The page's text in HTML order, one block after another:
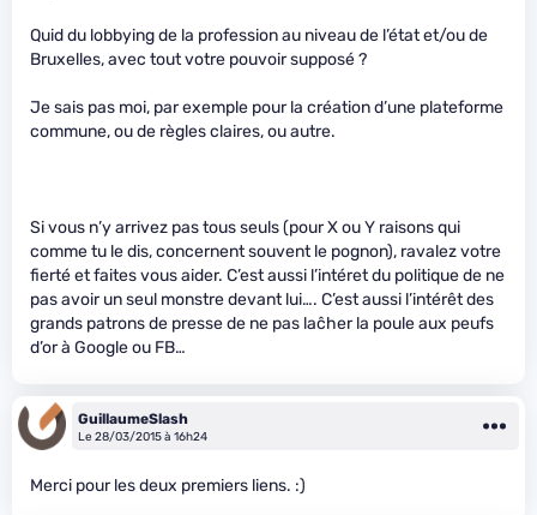
Quid du lobbying de la profession au niveau de l’état et/ou de
Bruxelles, avec tout votre pouvoir supposé ?
Je sais pas moi, par exemple pour la création d’une plateforme
commune, ou de règles claires, ou autre.
Si vous n’y arrivez pas tous seuls (pour X ou Y raisons qui
comme tu le dis, concernent souvent le pognon), ravalez votre
fierté et faites vous aider. C’est aussi l’intéret du politique de ne
pas avoir un seul monstre devant lui…. C’est aussi l’intérêt des
grands patrons de presse de ne pas laĉher la poule aux peufs
d’or à Google ou FB…
GuillaumeSlash
Le 28/03/2015 à 16h24
Merci pour les deux premiers liens. :)